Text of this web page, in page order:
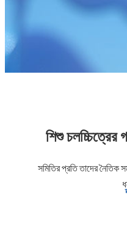
শিশু চলচ্চিত্রের
সমিতির প্রতি তাদের নৈতিক